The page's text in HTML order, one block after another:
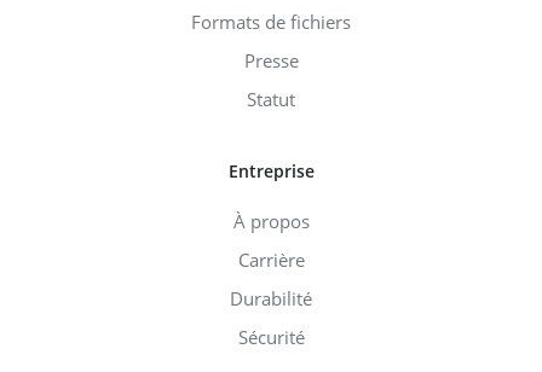
Formats de fichiers
Presse
Statut
Entreprise
À propos
Carrière
Durabilité
Sécurité